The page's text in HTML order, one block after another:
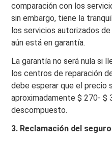
comparación con los
sin embargo, tiene la
los servicios autorizados
aún está en garantía.
La garantía no será nula si
los centros de reparación
debe esperar que el precio
aproximadamente $ 270- $
descompuesto.
3. Reclamación del seguro